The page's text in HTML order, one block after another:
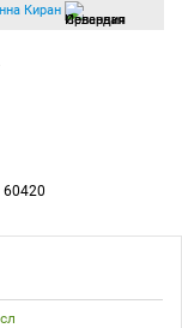
Киран
60420